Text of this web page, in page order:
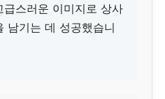
급스러운 이미지로 상사
남기는 데 성공했습니